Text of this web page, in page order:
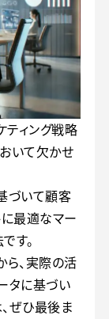
ィング戦略
いて欠かせ
づいて顧客
に最適なマー
す。
、実際の活
タに基づい
ぜひ最後ま